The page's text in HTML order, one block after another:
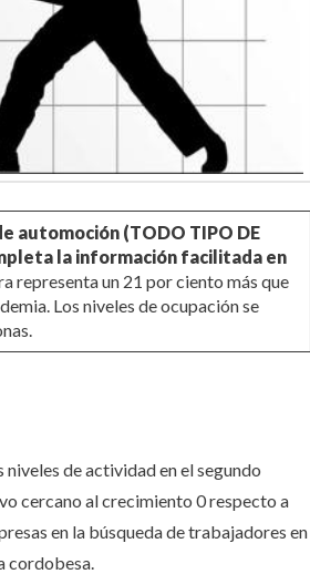
automoción (TODO TIPO DE
la información facilitada en
representa un 21 por ciento más que
Los niveles de ocupación se
de actividad en el segundo
cercano al crecimiento 0 respecto a
en la búsqueda de trabajadores en
cordobesa.